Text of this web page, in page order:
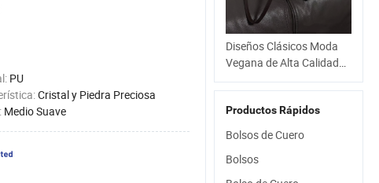
PU
Cristal y Piedra Preciosa
Medio Suave
Diseños Clásicos Moda
Vegana de Alta Calidad
Cartera de Cuero de
Cáscara de Manzana
Bandolera
Productos Rápidos
Bolsos de Cuero
Bolsos